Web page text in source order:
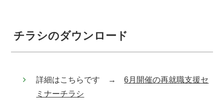
チラシのダウンロード
詳細はこちらです →6月開催の再就職支援セ
ミナーチラシ